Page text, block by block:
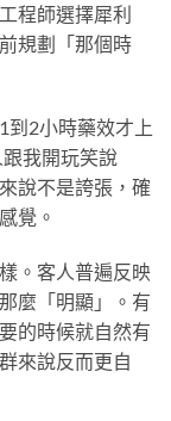
程師選擇犀利
規劃「那個時
到2小時藥效才上
我開玩笑說
說不是誇張，確
覺。
。客人普遍反映
麼「明顯」。有
的時候就自然有
來說反而更自